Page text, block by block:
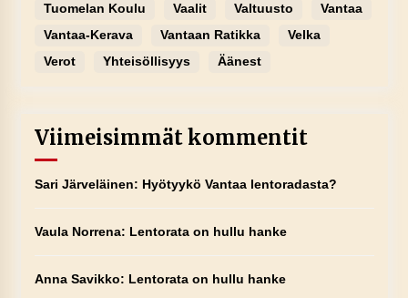
Tuomelan Koulu
Vaalit Valtuusto
Vantaa
Vantaa-Kerava
Vantaan Ratikka
Velka
Verot
Yhteisöllisyys Äänest
Viimeisimmät kommentit
Sari Järveläinen: Hyötyykö Vantaa lentoradasta?
Vaula Norrena: Lentorata on hullu hanke
Anna Savikko: Lentorata on hullu hanke